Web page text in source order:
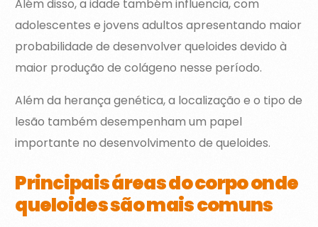
Além disso, a idade também influencia, com
adolescentes e jovens adultos apresentando maior
probabilidade de desenvolver queloides devido à
maior produção de colágeno nesse período.
Além da herança genética, a localização e o tipo de
lesão também desempenham um papel
importante no desenvolvimento de queloides.
Principais áreas do corpo onde
queloides são mais comuns